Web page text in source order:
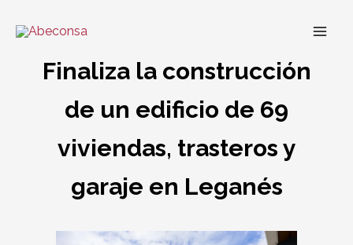
Finaliza la construcción
de un edificio de 69
viviendas, trasteros y
garaje en Leganés